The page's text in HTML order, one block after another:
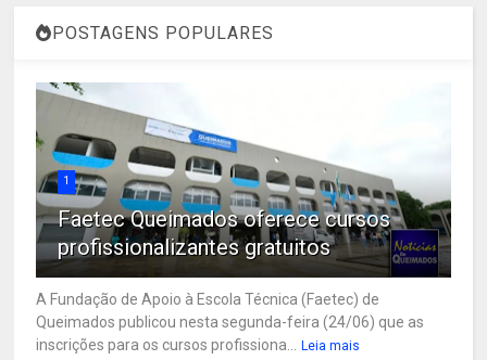
POSTAGENS POPULARES
1
Faetec Queimados oferece cursos
profissionalizantes gratuitos
A Fundação de Apoio à Escola Técnica (Faetec) de
Queimados publicou nesta segunda-feira (24/06) que as
inscrições para os cursos profissiona...
Leia mais